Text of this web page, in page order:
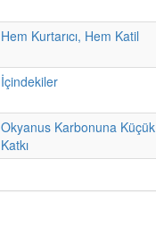
Hem Kurtarıcı, Hem Katil
İçindekiler
Okyanus Karbonuna
Katkı